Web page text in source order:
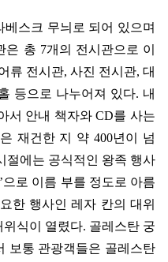
스크 무늬로 되어 있으며
은 총 7개의 전시관으로 이
류 전시관, 사진 전시관, 대
등으로 나누어져 있다. 내
서 안내 책자와CD를 사는
은 재건한 지 약400년이 넘
절에는 공식적인 왕족 행사
’으로 이름 부를 정도로 아름
한 행사인 레자 칸의 대위
위식이 열렸다. 골레스탄 궁
보통 관광객들은 골레스탄